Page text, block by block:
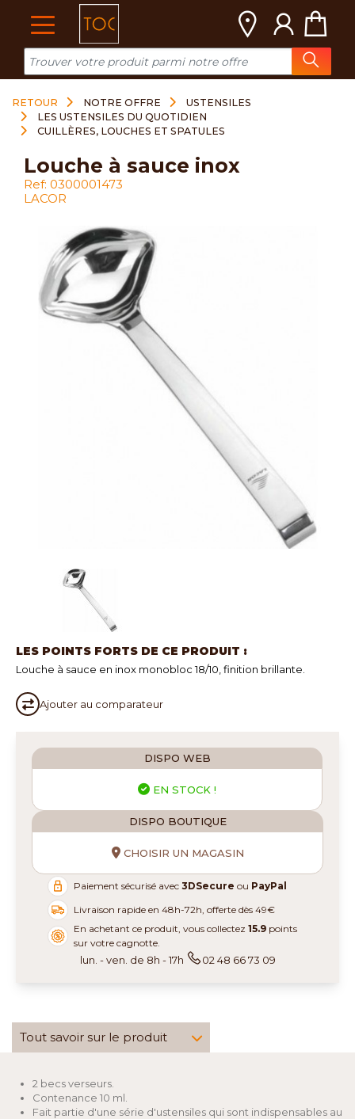
RETOUR NOTRE OFFRE
USTENSILES
LES USTENSILES DU QUOTIDIEN
CUILLÈRES, LOUCHES ET SPATULES
LES POINTS FORTS DE CE PRODUIT :
Louche à sauce en inox monobloc 18/10, finition brillante.
Ajouter au comparateur
louche à sauce inox
Ref: 0300001473
LACOR
DISPO WEB
EN STOCK !
DISPO BOUTIQUE
CHOISIR UN MAGASIN
Paiement sécurisé avec3DSecure ou PayPal
Livraison rapide en 48h-72h, offerte dès 49€
En achetant ce produit, vous collectez15.9 points
sur votre cagnotte.
lun. - ven. de 8h - 17h 02 48 66 73 09
Tout savoir sur le produit
2 becs verseurs.
Contenance 10 ml.
Fait partie d'une série d'ustensiles qui sont indispensables au
Cookies management panel